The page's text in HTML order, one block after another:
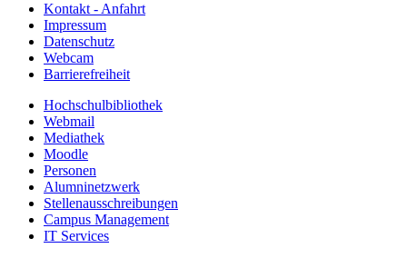
Kontakt - Anfahrt
Impressum
Datenschutz
Webcam
Barrierefreiheit
Hochschulbibliothek
Webmail
Mediathek
Moodle
Personen
Alumninetzwerk
Stellenausschreibungen
Campus Management
IT Services